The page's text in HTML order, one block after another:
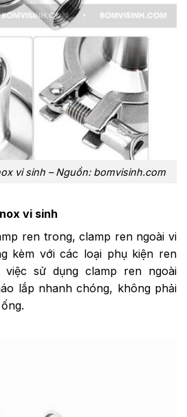
vi sinh – Nguồn: bomvisinh.com
vi sinh
ren trong, clamp ren ngoài vi
kèm với các loại phụ kiện ren
sử dụng clamp ren ngoài
lắp nhanh chóng, không phải